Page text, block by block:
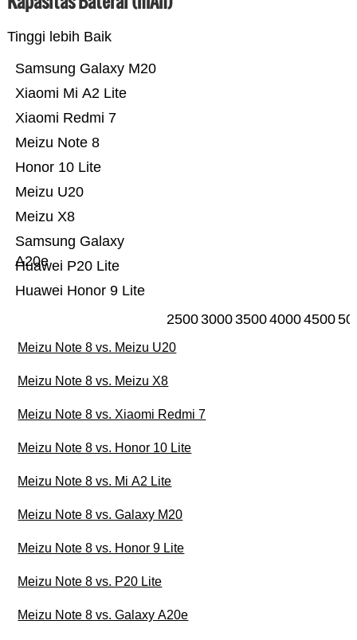
Tinggi lebih Baik
Huawei Honor 9 Lite
Huawei P20 Lite
Samsung Galaxy
A20e
Meizu X8
Meizu U20
Honor 10 Lite
Meizu Note 8
Xiaomi Redmi 7
Xiaomi Mi A2 Lite
Samsung Galaxy M20
25003000350040004500
Meizu Note 8 vs. Meizu U20
Meizu Note 8 vs. Meizu X8
Meizu Note 8 vs. Xiaomi Redmi 7
Meizu Note 8 vs. Honor 10 Lite
Meizu Note 8 vs. Mi A2 Lite
Meizu Note 8 vs. Galaxy M20
Meizu Note 8 vs. Honor 9 Lite
Meizu Note 8 vs. P20 Lite
Meizu Note 8 vs. Galaxy A20e